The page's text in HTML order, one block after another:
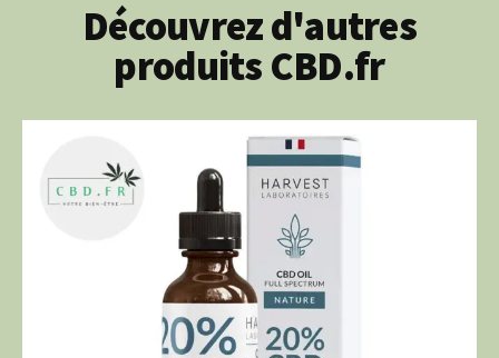
Découvrez d'autres
produits CBD.fr